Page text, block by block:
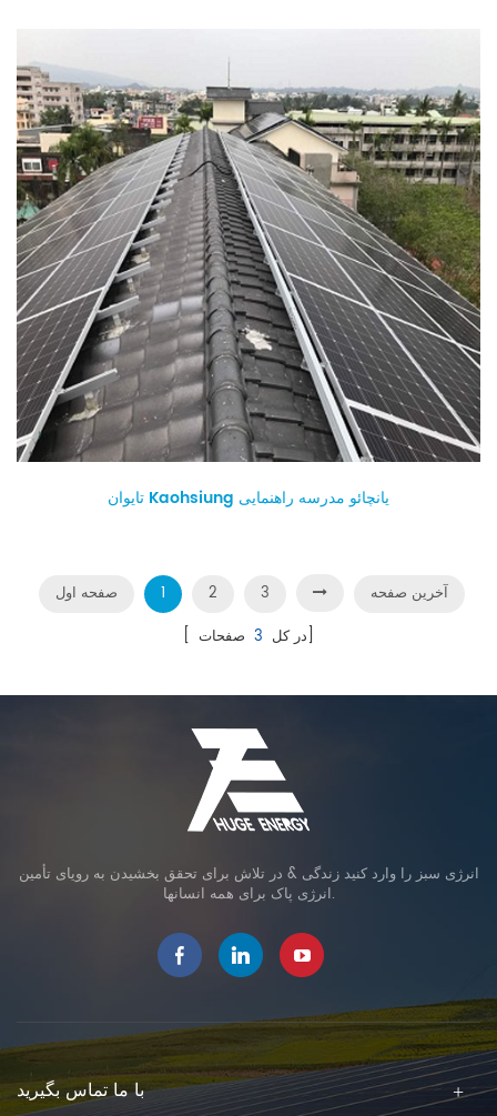
تایوان Kaohsiung یانچائو مدرسه راهنمایی
صفحه اول 1 2 3
آخرین صفحه
[ در کل 3 صفحات]
انرژی سبز را وارد کنید زندگی & در تلاش برای تحقق بخشیدن به رویای تأمین
انرژی پاک برای همه انسانها.
با ما تماس بگیرید